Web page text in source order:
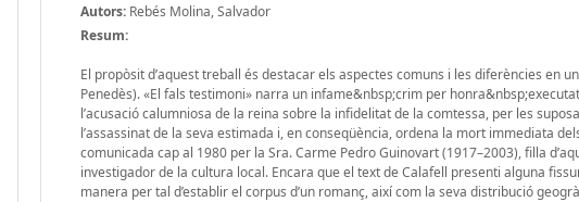
Autors: Rebés Molina, Salvador
Resum:
El propòsit d’aquest treball és destacar els aspectes comuns i les diferències en
Penedès). «El fals testimoni» narra un infame&nbsp;crim per
l’acusació calumniosa de la reina sobre la infidelitat de la comtessa, per les
l’assassinat de la seva estimada i, en conseqüència, ordena la mort immediata
comunicada cap al 1980 per la Sra. Carme Pedro Guinovart (1917–2003), filla
investigador de la cultura local. Encara que el text de Calafell presenti alguna
manera per tal d’establir el corpus d’un romanç, així com la seva distribució